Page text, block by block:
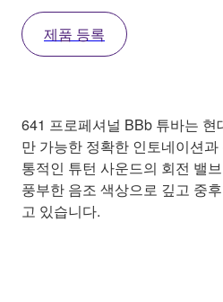
제품 등록
641 프로페셔널 BBb 튜바는
만 가능한 정확한 인토네이션
통적인 튜턴 사운드의 회전 밸
풍부한 음조 색상으로 깊고 중
고 있습니다.